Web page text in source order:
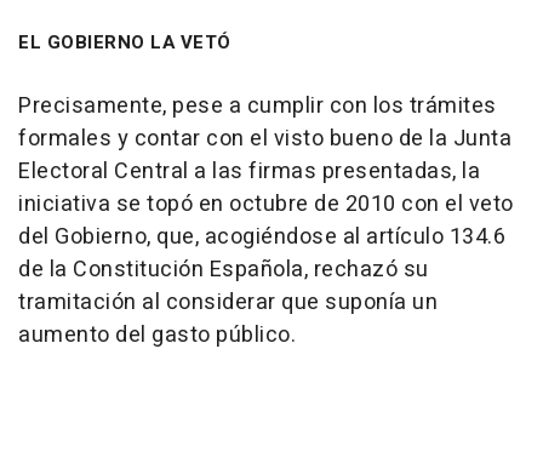
EL GOBIERNO LA VETÓ
Precisamente, pese a cumplir con los trámites
formales y contar con el visto bueno de la Junta
Electoral Central a las firmas presentadas, la
iniciativa se topó en octubre de 2010 con el veto
del Gobierno, que, acogiéndose al artículo 134.6
de la Constitución Española, rechazó su
tramitación al considerar que suponía un
aumento del gasto público.